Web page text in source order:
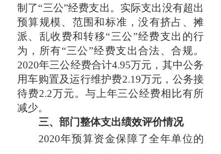
制了“三公”经费支出。实际支出没有超出
预算规模、范围和标准，没有挤占、摊
派、乱收费和转移“三公”经费支出的行
为，所有“三公”经费支出合法、合规。
2020年三公经费合计4.95万元，其中公务
用车购置及运行维护费2.19万元，公务接
待费2.2万元。与上年三公经费相比有所
减少。
三、部门整体支出绩效评价情况
2020年预算资金保障了全年单位的